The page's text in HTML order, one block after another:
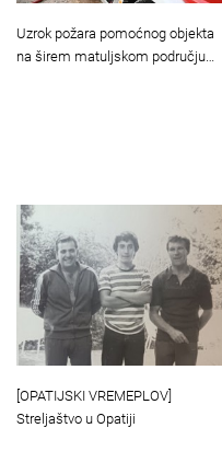
Uzrok požara pomoćnog objekta
na širem matuljskom području…
[OPATIJSKI VREMEPLOV]
Streljaštvo u Opatiji